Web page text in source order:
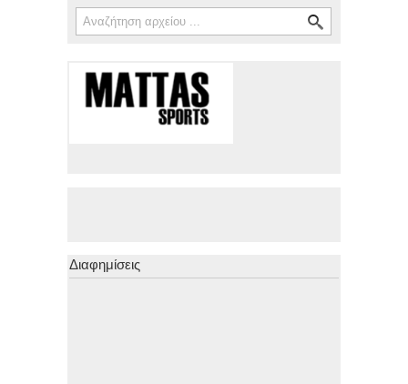
Φόρμα αναζήτησης
Αναζήτηση
Διαφημίσεις